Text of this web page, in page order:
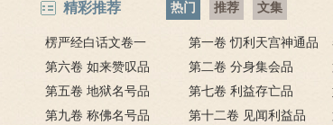
精彩推荐 热门 推荐 文集
楞严经白话文卷一 第一卷 忉利天宫神通品
第六卷 如来赞叹品
第二卷 分身集会品
第五卷 地狱名号品
第七卷 利益存亡品
第九卷 称佛名号品
第十二卷 见闻利益品